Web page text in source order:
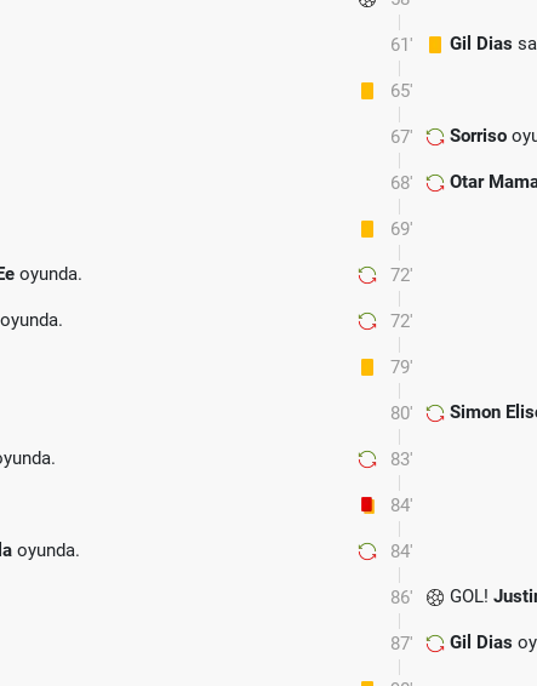
61' Gil Dias
65'
67' Sorriso
68' Otar
69'
72'
oyunda.
72'
oyunda.
79'
80' Simon
83'
84'
84'
oyunda.
86' GOL!
87' Gil Dias